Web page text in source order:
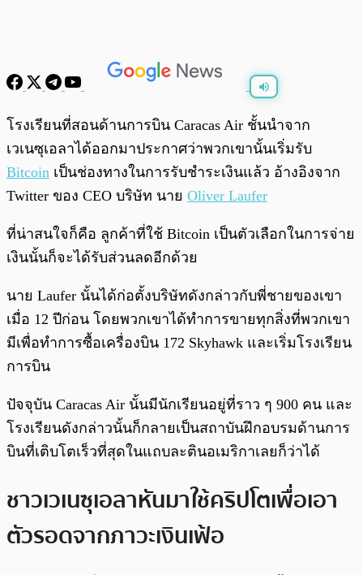
พร้อมเล่น 0:00
โรงเรียนที่สอนด้านการบิน Caracas Air ชั้นนำจาก
เวเนซุเอลาได้ออกมาประกาศว่าพวกเขานั้นเริ่มรับ
Bitcoin เป็นช่องทางในการรับชำระเงินแล้ว อ้างอิงจาก
Twitter ของ CEO บริษัท นาย Oliver Laufer
ที่น่าสนใจก็คือ ลูกค้าที่ใช้ Bitcoin เป็นตัวเลือกในการจ่าย
เงินนั้นก็จะได้รับส่วนลดอีกด้วย
นาย Laufer นั้นได้ก่อตั้งบริษัทดังกล่าวกับพี่ชายของเขา
เมื่อ 12 ปีก่อน โดยพวกเขาได้ทำการขายทุกสิ่งที่พวกเขา
มีเพื่อทำการซื้อเครื่องบิน 172 Skyhawk และเริ่มโรงเรียน
การบิน
ปัจจุบัน Caracas Air นั้นมีนักเรียนอยู่ที่ราว ๆ 900 คน และ
โรงเรียนดังกล่าวนั้นก็กลายเป็นสถาบันฝึกอบรมด้านการ
บินที่เติบโตเร็วที่สุดในแถบละตินอเมริกาเลยก็ว่าได้
ชาวเวเนซุเอลาหันมาใช้คริปโตเพื่อเอา
ตัวรอดจากภาวะเงินเฟ้อ